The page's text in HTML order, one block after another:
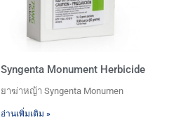
Syngenta Monument Herbicide
ยาฆ่าหญ้า Syngenta Monumen
อ่านเพิ่มเติม »